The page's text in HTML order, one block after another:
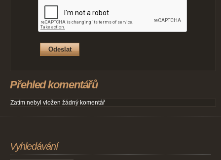
Přehled komentářů
Zatím nebyl vložen žádný komentář
Vyhledávání